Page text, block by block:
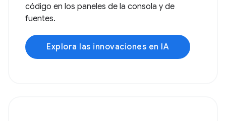
código en los paneles de la consola y de
fuentes.
Explora las innovaciones en IA